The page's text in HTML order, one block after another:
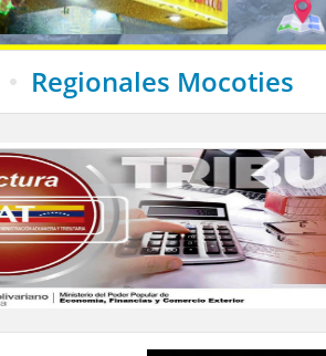
Regionales Mocoties